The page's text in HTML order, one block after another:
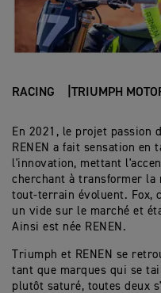
RACING TRIUMPH
En 2021, le projet passion
RENEN a fait sensation en
l'innovation, mettant
cherchant à transformer la
tout-terrain évoluent. Fox,
un vide sur le marché et
Ainsi est née RENEN.
Triumph et RENEN se
tant que marques qui se
plutôt saturé, toutes deux